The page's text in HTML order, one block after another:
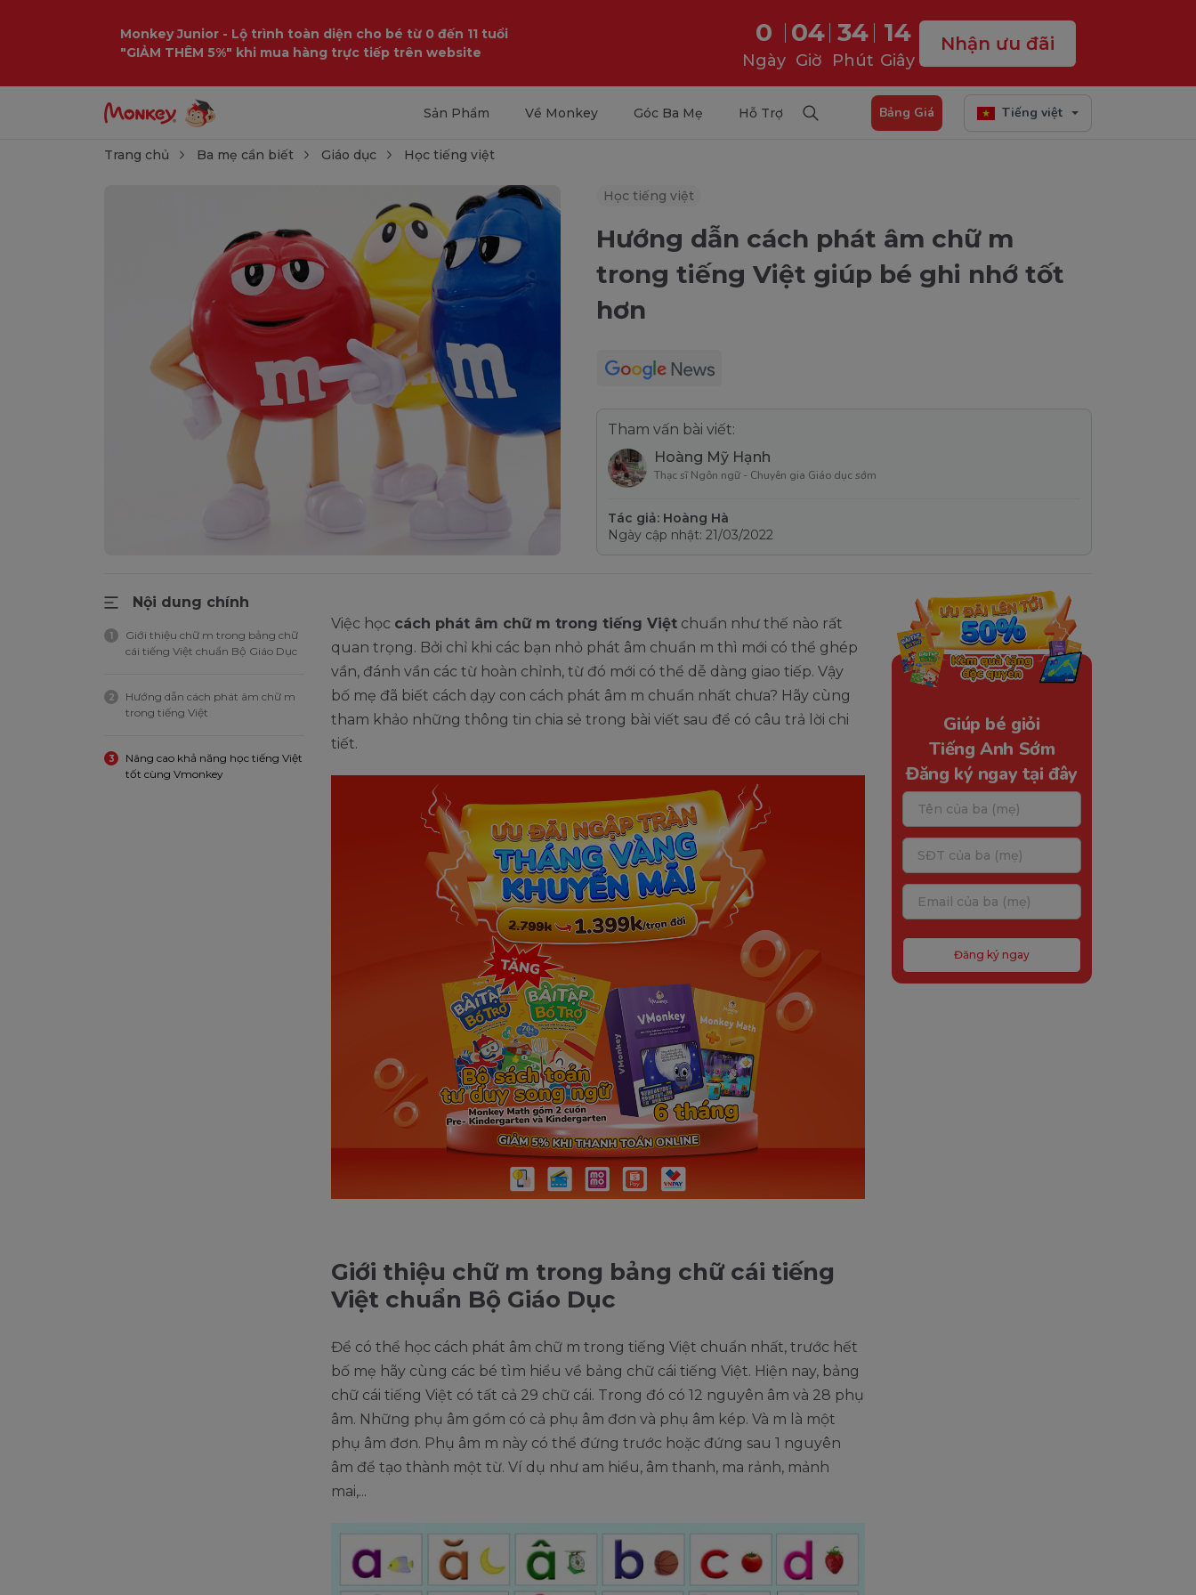
Monkey Junior - Lộ trình toàn diện cho bé từ 0 đến 11 tuổi
"GIẢM THÊM 5%" khi mua hàng trực tiếp trên website
0
Ngày
04
Giờ
34
Phút
13
Giây
Nhận ưu đãi
Sản Phẩm Về Monkey Góc Ba Mẹ Hỗ Trợ Bảng Giá Tiếng việt
Trang chủ Ba mẹ cần biết Giáo dục Học tiếng việt
Học tiếng việt
Hướng dẫn cách phát âm chữ m
trong tiếng Việt giúp bé ghi nhớ tốt
hơn
Tham vấn bài viết:
Hoàng Mỹ Hạnh
Thạc sĩ Ngôn ngữ - Chuyên gia Giáo dục sớm
Tác giả: Hoàng Hà
Ngày cập nhật: 21/03/2022
Nội dung chính
1
Giới thiệu chữ m trong bảng chữ
cái tiếng Việt chuẩn Bộ Giáo Dục
2
Hướng dẫn cách phát âm chữ m
trong tiếng Việt
3
Nâng cao khả năng học tiếng Việt
tốt cùng Vmonkey
Việc học cách phát âm chữ m trong tiếng Việt chuẩn như thế nào rất
quan trọng. Bởi chỉ khi các bạn nhỏ phát âm chuẩn m thì mới có thể ghép
vần, đánh vần các từ hoàn chỉnh, từ đó mới có thể dễ dàng giao tiếp. Vậy
bố mẹ đã biết cách dạy con cách phát âm m chuẩn nhất chưa? Hãy cùng
tham khảo những thông tin chia sẻ trong bài viết sau để có câu trả lời chi
tiết.
Giới thiệu chữ m trong bảng chữ cái tiếng
Việt chuẩn Bộ Giáo Dục
Để có thể học cách phát âm chữ m trong tiếng Việt chuẩn nhất, trước hết
bố mẹ hãy cùng các bé tìm hiểu về bảng chữ cái tiếng Việt. Hiện nay, bảng
chữ cái tiếng Việt có tất cả 29 chữ cái. Trong đó có 12 nguyên âm và 28 phụ
âm. Những phụ âm gồm có cả phụ âm đơn và phụ âm kép. Và m là một
phụ âm đơn. Phụ âm m này có thể đứng trước hoặc đứng sau 1 nguyên
âm để tạo thành một từ. Ví dụ như am hiểu, âm thanh, ma rảnh, mảnh
mai,...
Giúp bé giỏi
Tiếng Anh Sớm
Đăng ký ngay tại đây
Đăng ký ngay